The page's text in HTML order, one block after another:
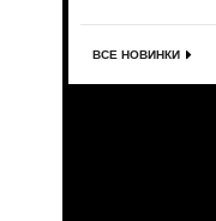
ВСЕ НОВИНКИ